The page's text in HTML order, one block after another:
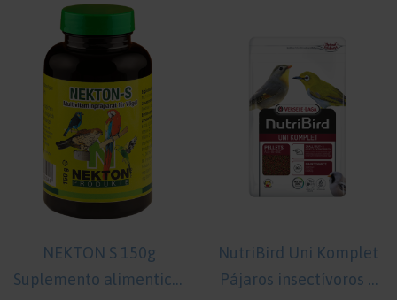
NEKTON S 150g
Suplemento alimenticio
NutriBird Uni Komplet
Pájaros insectívoros y